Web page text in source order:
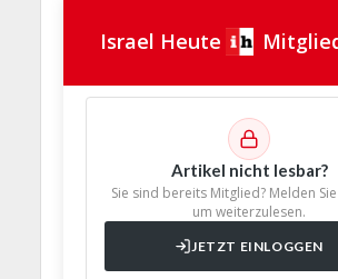
Israel Heute
Artikel nicht lesbar?
Sie sind bereits Mitglied? Melden
um weiterzulesen.
JETZT EINLOGGEN